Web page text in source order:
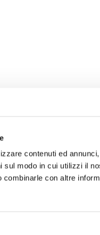
contenuti ed
sul modo in cui utilizzi il
con altre